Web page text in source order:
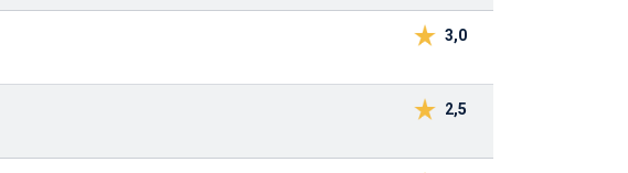
3,0
2,5